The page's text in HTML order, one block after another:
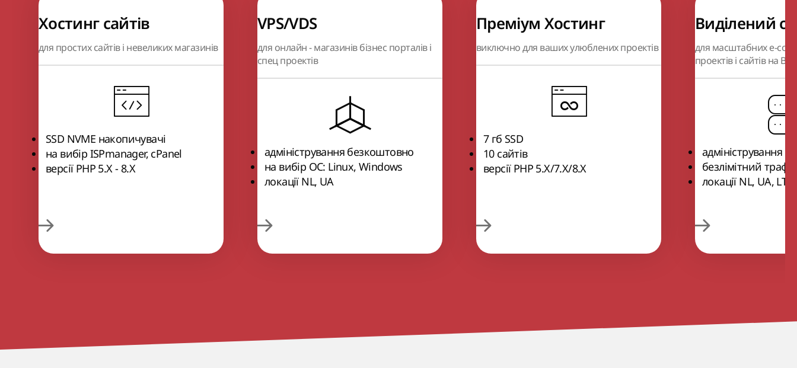
Хостинг сайтів
для простих сайтів і невеликих магазинів
SSD NVME накопичувачі
на вибір ISPmanager, cPanel
версії РНР 5.Х - 8.Х
VPS/VDS
для онлайн - магазинів бізнес порталів і
спец проектів
адміністрування безкоштовно
на вибір ОС: Linux, Windows
локації NL, UA
Преміум Хостинг
виключно для ваших улюблених проектів
7 гб SSD
10 сайтів
версії РНР 5.Х/7.Х/8.Х
Виділений
для масштабних e-
проектів і сайтів на
адміністрування
безлімітний трафік
локації NL, UA, LT,